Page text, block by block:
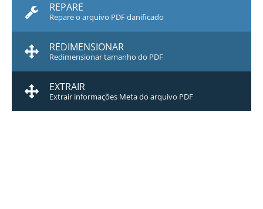
REPARE
Repare o arquivo PDF danificado
REDIMENSIONAR
Redimensionar tamanho do PDF
EXTRAIR
Extrair informações Meta do arquivo PDF